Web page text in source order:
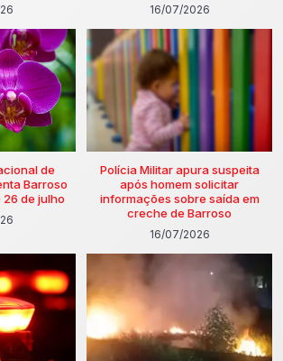
16/07/2026
de
Barroso
de julho
Polícia Militar apura suspeita
após homem solicitar
informações sobre saída em
creche de Barroso
16/07/2026